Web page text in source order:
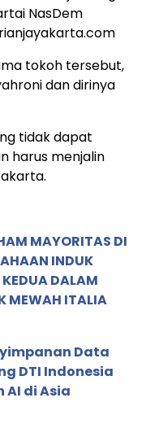
NasDem
tokoh tersebut,
dan dirinya
tidak dapat
harus menjalin
MAYORITAS DI
INDUK
DALAM
MEWAH ITALIA
Data
DTI Indonesia
AI di Asia